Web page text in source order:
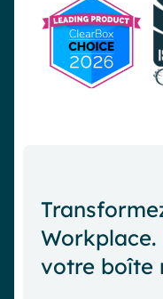
Workplace.
votre boîte